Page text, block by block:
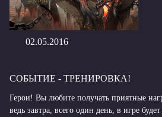
02.05.2016
СОБЫТИЕ - ТРЕНИРОВКА!
Герои! Вы любите получать приятные
ведь завтра, всего один день, в игре